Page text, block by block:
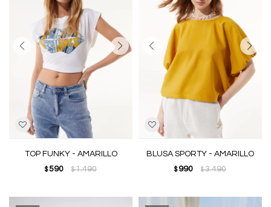
TOP FUNKY - AMARILLO
$590 $1.490
BLUSA SPORTY - AMARILLO
$ 990 $3.490